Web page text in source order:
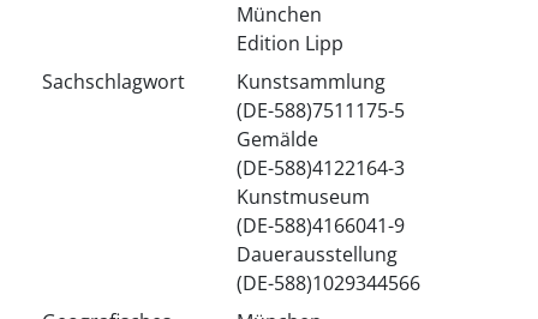
München
Edition Lipp
Sachschlagwort
Kunstsammlung
(DE-588)7511175-5
Gemälde
(DE-588)4122164-3
Kunstmuseum
(DE-588)4166041-9
Dauerausstellung
(DE-588)1029344566